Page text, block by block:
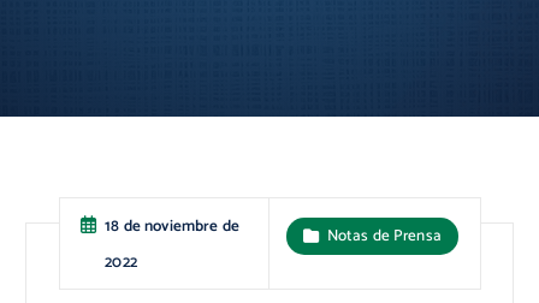
18 de noviembre de
2022
Notas de Prensa